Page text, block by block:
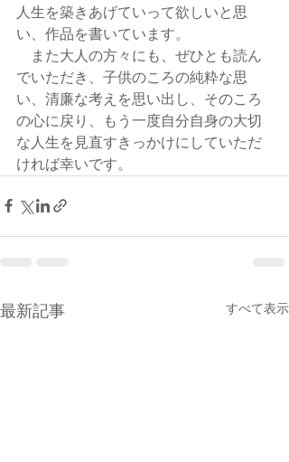
人生を築きあげていって欲しいと思
い、作品を書いています。
また大人の方々にも、ぜひとも読ん
でいただき、子供のころの純粋な思
い、清廉な考えを思い出し、そのころ
の心に戻り、もう一度自分自身の大切
な人生を見直すきっかけにしていただ
ければ幸いです。
最新記事 すべて表示